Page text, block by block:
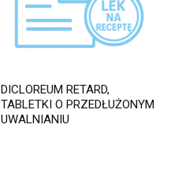
DICLOREUM RETARD,
TABLETKI O PRZEDŁUŻONYM
UWALNIANIU